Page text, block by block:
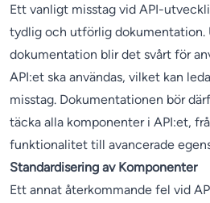
Ett vanligt misstag vid API-
tydlig och utförlig dokumentation.
dokumentation blir det svårt för
API:et ska användas, vilket kan
misstag. Dokumentationen bör
täcka alla komponenter i API:et,
funktionalitet till avancerade
Standardisering av Komponenter
Ett annat återkommande fel vid